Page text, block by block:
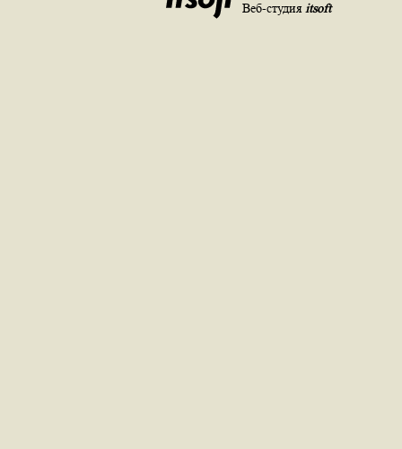
Веб-студия itsoft